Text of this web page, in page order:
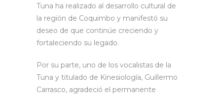
Tuna ha realizado al desarrollo cultural de
la región de Coquimbo y manifestó su
deseo de que continúe creciendo y
fortaleciendo su legado.
Por su parte, uno de los vocalistas de la
Tuna y titulado de Kinesiología, Guillermo
Carrasco, agradeció el permanente